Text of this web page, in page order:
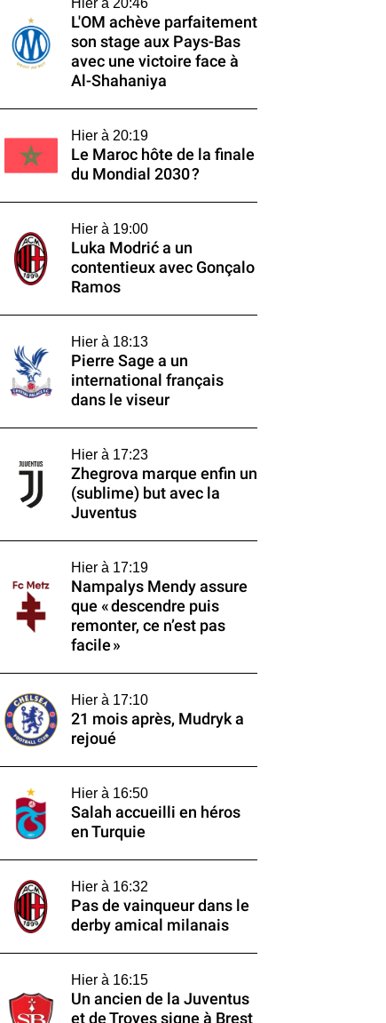
Hier à 20:46
L'OM achève parfaitement
son stage aux Pays-Bas
avec une victoire face à
Al-Shahaniya
Hier à 20:19
Le Maroc hôte de la finale
du Mondial 2030 ?
Hier à 19:00
Luka Modrić a un
contentieux avec Gonçalo
Ramos
Hier à 18:13
Pierre Sage a un
international français
dans le viseur
Hier à 17:23
Zhegrova marque enfin un
(sublime) but avec la
Juventus
Hier à 17:19
Nampalys Mendy assure
que « descendre puis
remonter, ce n’est pas
facile »
Hier à 17:10
21 mois après, Mudryk a
rejoué
Hier à 16:50
Salah accueilli en héros
en Turquie
Hier à 16:32
Pas de vainqueur dans le
derby amical milanais
Hier à 16:15
Un ancien de la Juventus
et de Troyes signe à Brest